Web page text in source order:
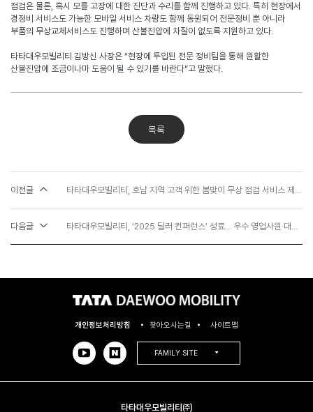
점검은 물론, 혹시 모를 고장에 대한 진단과 수리를 함께 진행하고 있다. 특히 현장에서
경정비 서비스도 가능한 모바일 서비스 차량도 함께 동원되어 전문정비 뿐 아니라
부품의 무상교체서비스도 진행하며 산불진압에 차질이 없도록 지원하고 있다.
타타대우모빌리티 김방신 사장은 “현장에 투입된 전문 정비팀을 통해 원활한
산불진압에 조금이나마 도움이 될 수 있기를 바란다”고 말했다.
목록
이전글 타타대우모빌리티, 호남 지역 고객 위한 봄맞이 무상 점검 서비스 제공… ‘AS 최고반장’ 캠페인 성료
다음글 타타대우모빌리티, ‘2025 딜러 컨퍼런스’ 성료… 우수 영업사원·대리점 시상
개인정보처리방침 찾아오시는길 사이트맵
FAMILY SITE
타타대우모빌리티㈜